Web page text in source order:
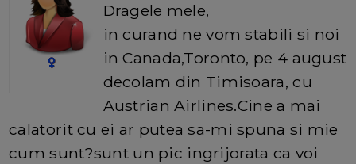
Dragele mele,
in curand ne vom stabili si noi
in Canada,Toronto, pe 4 august
decolam din Timisoara, cu
Austrian Airlines.Cine a mai
calatorit cu ei ar putea sa-mi spuna si mie
cum sunt?sunt un pic ingrijorata ca voi